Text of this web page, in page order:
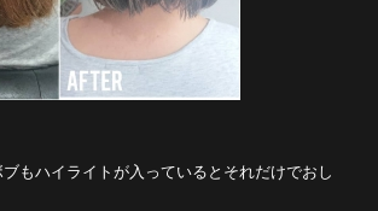
もハイライトが入っているとそれだけでおし